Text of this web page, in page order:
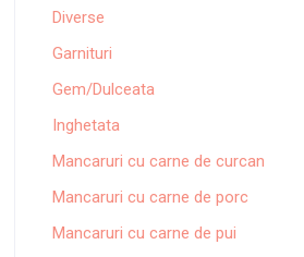
Diverse
Garnituri
Gem/Dulceata
Inghetata
Mancaruri cu carne de curcan
Mancaruri cu carne de porc
Mancaruri cu carne de pui